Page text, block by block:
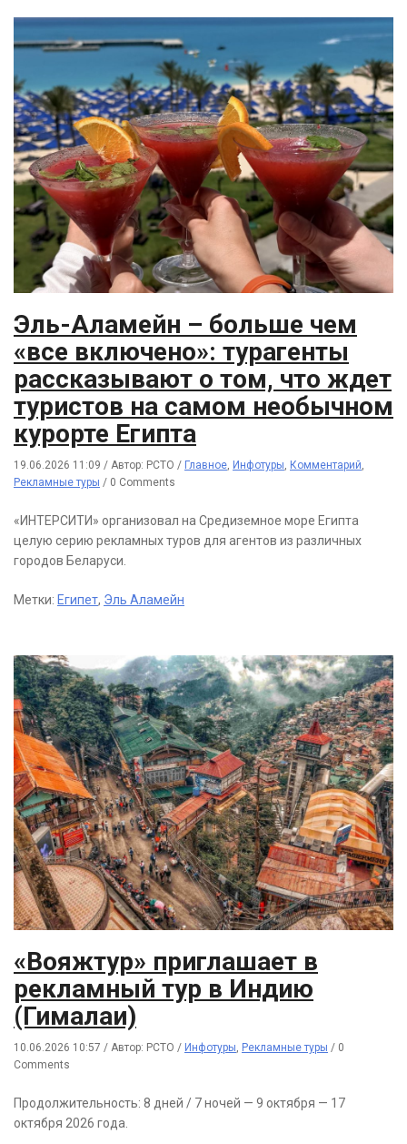
Эль-Аламейн – больше чем
«все включено»: турагенты
рассказывают о том, что ждет
туристов на самом необычном
курорте Египта
19.06.2026 11:09 / Автор: РСТО / Главное, Инфотуры, Комментарий,
Рекламные туры / 0 Comments
«ИНТЕРСИТИ» организовал на Средиземное море Египта
целую серию рекламных туров для агентов из различных
городов Беларуси.
Метки: Египет, Эль Аламейн
«Вояжтур» приглашает в
рекламный тур в Индию
(Гималаи)
10.06.2026 10:57 / Автор: РСТО / Инфотуры, Рекламные туры / 0
Comments
Продолжительность: 8 дней / 7 ночей — 9 октября — 17
октября 2026 года.